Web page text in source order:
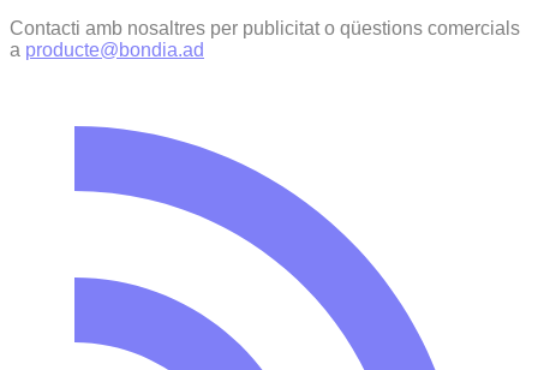
Contacti amb nosaltres per publicitat o qüestions comercials
a producte@bondia.ad